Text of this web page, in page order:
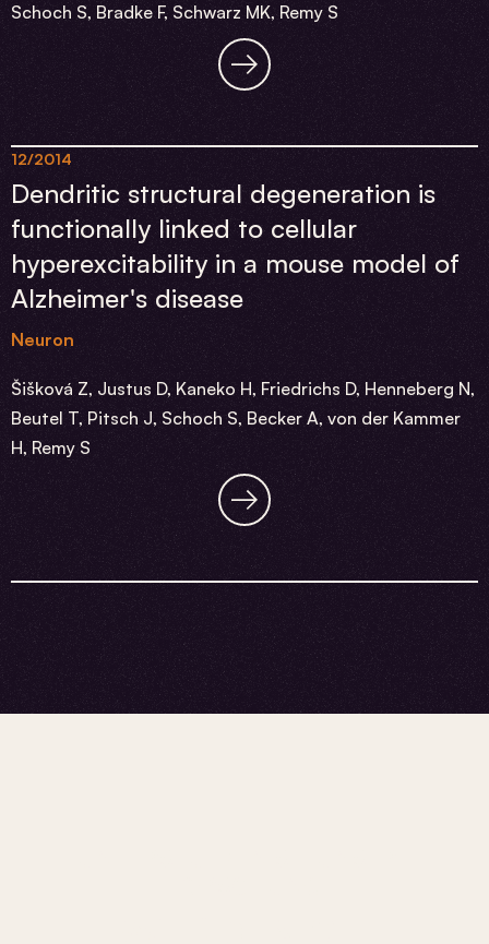
Schoch S, Bradke F, Schwarz MK, Remy S
12/2014
Dendritic structural degeneration is
functionally linked to cellular
hyperexcitability in a mouse model of
Alzheimer's disease
Neuron
Šišková Z, Justus D, Kaneko H, Friedrichs D, Henneberg N,
Beutel T, Pitsch J, Schoch S, Becker A, von der Kammer
H, Remy S